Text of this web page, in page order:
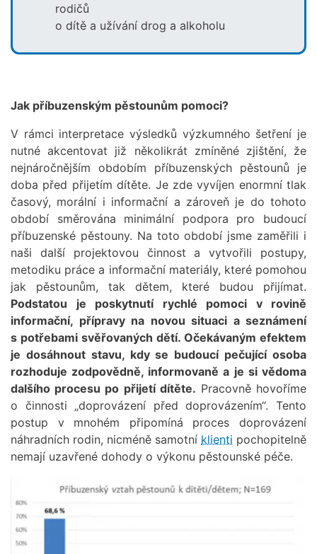
rodičů
o dítě a užívání drog a alkoholu
Jak příbuzenským pěstounům pomoci?
V rámci interpretace výsledků výzkumného šetření je
nutné akcentovat již několikrát zmíněné zjištění, že
nejnáročnějším obdobím příbuzenských pěstounů je
doba před přijetím dítěte. Je zde vyvíjen enormní tlak
časový, morální i informační a zároveň je do tohoto
období směrována minimální podpora pro budoucí
příbuzenské pěstouny. Na toto období jsme zaměřili i
naši další projektovou činnost a vytvořili postupy,
metodiku práce a informační materiály, které pomohou
jak pěstounům, tak dětem, které budou přijímat.
Podstatou je poskytnutí rychlé pomoci v rovině
informační, přípravy na novou situaci a seznámení
s potřebami svěřovaných dětí. Očekávaným efektem
je dosáhnout stavu, kdy se budoucí pečující osoba
rozhoduje zodpovědně, informovaně a je si vědoma
dalšího procesu po přijetí dítěte. Pracovně hovoříme
o činnosti „doprovázení před doprovázením“. Tento
postup v mnohém připomíná proces doprovázení
náhradních rodin, nicméně samotní klienti pochopitelně
nemají uzavřené dohody o výkonu pěstounské péče.